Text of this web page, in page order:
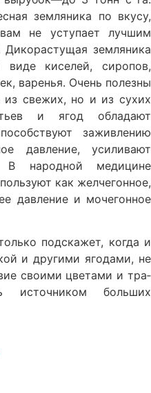
земляни­ка по вкусу,
не уступает лучшим
земляника
киселей, сиропов,
варенья. Очень полезны
свежих, но и из сухих
и ягод обладают
заживлению
давление, усили­вают
В народ­ной медицине
как желчегонное,
давление и мочегон­ное
подска­жет, когда и
и другими ягодами, не
своими цветами и тра­
боль­ших